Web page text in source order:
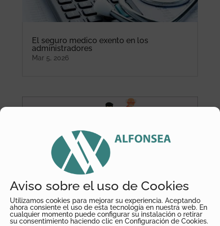
Aviso sobre el uso de Cookies
Utilizamos cookies para mejorar su experiencia. Aceptando
ahora consiente el uso de esta tecnología en nuestra web. En
cualquier momento puede configurar su instalación o retirar
su consentimiento haciendo clic en Configuración de Cookies.
El seguro medico exento en los
administradores
Mar 5, 2026
Jubilación y empresa familiar